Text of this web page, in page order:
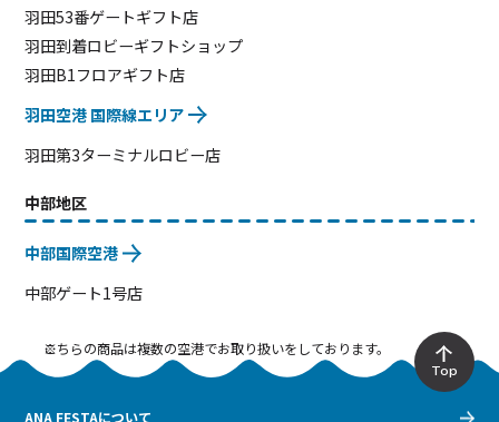
羽田53番ゲートギフト店
羽田到着ロビーギフトショップ
羽田B1フロアギフト店
羽田空港 国際線エリア
羽田第3ターミナルロビー店
中部地区
中部国際空港
中部ゲート1号店
こちらの商品は複数の空港でお取り扱いをしております。
Top
ANA FESTAについて